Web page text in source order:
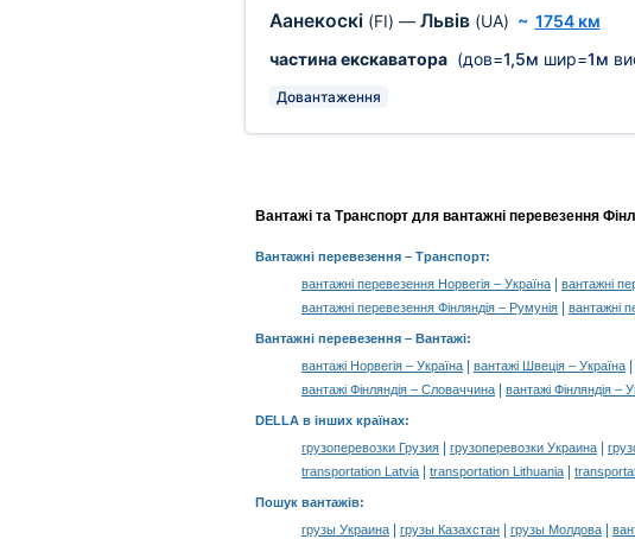
Аанекоскі (FI) — Львів (UA) ~ 1754 км
частина екскаватора(дов=1,5м шир=1м
Довантаження
Вантажі та Транспорт для вантажні перевезення
Вантажні перевезення – Транспорт:
вантажні перевезення Норвегія – Україна
вантажні
вантажні перевезення Фінляндія – Румунія вантажні
Вантажні перевезення – Вантажі:
вантажі Норвегія – Україна
вантажі Швеція – Україна
вантажі Фінляндія – Словаччина вантажі Фінляндія –
DELLA в інших країнах:
грузоперевозки Грузия
грузоперевозки Украина
transportation Latvia transportation Lithuania
Пошук вантажів:
грузы Украина
грузы Казахстан грузы Молдова